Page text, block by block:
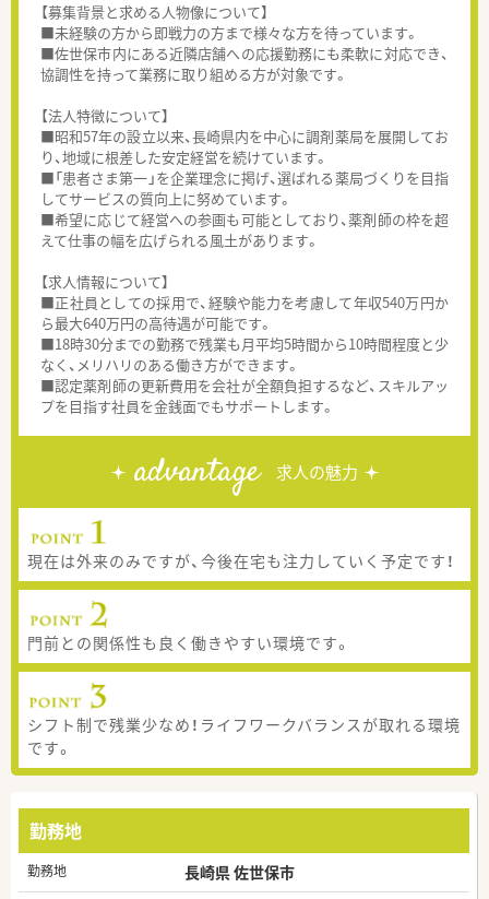
【募集背景と求める人物像について】
■未経験の方から即戦力の方まで様々な方を待っています。
■佐世保市内にある近隣店舗への応援勤務にも柔軟に対応でき、
協調性を持って業務に取り組める方が対象です。
【法人特徴について】
■昭和57年の設立以来、長崎県内を中心に調剤薬局を展開してお
り、地域に根差した安定経営を続けています。
■「患者さま第一」を企業理念に掲げ、選ばれる薬局づくりを目指
してサービスの質向上に努めています。
■希望に応じて経営への参画も可能としており、薬剤師の枠を超
えて仕事の幅を広げられる風土があります。
【求人情報について】
■正社員としての採用で、経験や能力を考慮して年収540万円か
ら最大640万円の高待遇が可能です。
■18時30分までの勤務で残業も月平均5時間から10時間程度と少
なく、メリハリのある働き方ができます。
■認定薬剤師の更新費用を会社が全額負担するなど、スキルアッ
プを目指す社員を金銭面でもサポートします。
advantage 求人の魅力
現在は外来のみですが、今後在宅も注力していく予定です！
門前との関係性も良く働きやすい環境です。
シフト制で残業少なめ！ライフワークバランスが取れる環境
です。
勤務地
勤務地 長崎県 佐世保市